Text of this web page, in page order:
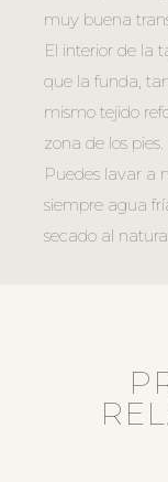
muy buena
El interior de la
que la funda,
mismo tejido
zona de los pies.
Puedes lavar a
siempre agua
secado al